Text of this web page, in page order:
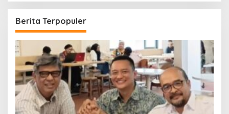
Berita Terpopuler